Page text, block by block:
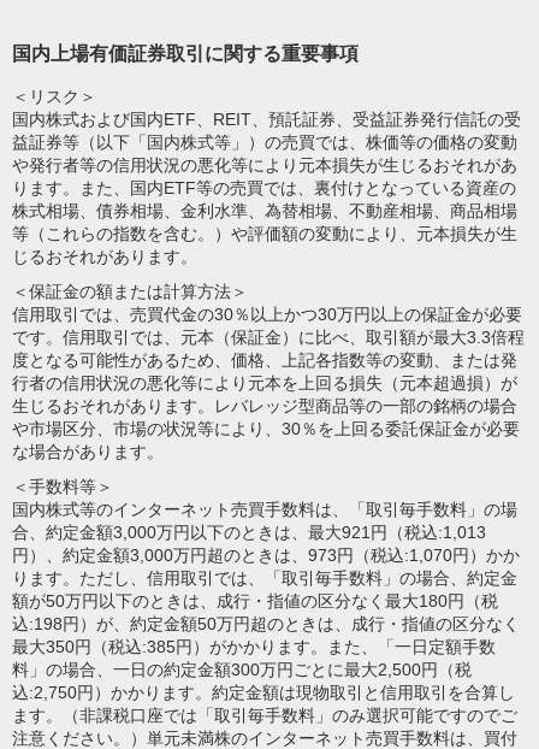
国内上場有価証券取引に関する重要事項
＜リスク＞
国内株式および国内ETF、REIT、預託証券、受益証券発行信託の受
益証券等（以下「国内株式等」）の売買では、株価等の価格の変動
や発行者等の信用状況の悪化等により元本損失が生じるおそれがあ
ります。また、国内ETF等の売買では、裏付けとなっている資産の
株式相場、債券相場、金利水準、為替相場、不動産相場、商品相場
等（これらの指数を含む。）や評価額の変動により、元本損失が生
じるおそれがあります。
＜保証金の額または計算方法＞
信用取引では、売買代金の30％以上かつ30万円以上の保証金が必要
です。信用取引では、元本（保証金）に比べ、取引額が最大3.3倍程
度となる可能性があるため、価格、上記各指数等の変動、または発
行者の信用状況の悪化等により元本を上回る損失（元本超過損）が
生じるおそれがあります。レバレッジ型商品等の一部の銘柄の場合
や市場区分、市場の状況等により、30％を上回る委託保証金が必要
な場合があります。
＜手数料等＞
国内株式等のインターネット売買手数料は、「取引毎手数料」の場
合、約定金額3,000万円以下のときは、最大921円（税込:1,013
円）、約定金額3,000万円超のときは、973円（税込:1,070円）かか
ります。ただし、信用取引では、「取引毎手数料」の場合、約定金
額が50万円以下のときは、成行・指値の区分なく最大180円（税
込:198円）が、約定金額50万円超のときは、成行・指値の区分なく
最大350円（税込:385円）がかかります。また、「一日定額手数
料」の場合、一日の約定金額300万円ごとに最大2,500円（税
込:2,750円）かかります。約定金額は現物取引と信用取引を合算し
ます。（非課税口座では「取引毎手数料」のみ選択可能ですのでご
注意ください。）単元未満株のインターネット売買手数料は、買付